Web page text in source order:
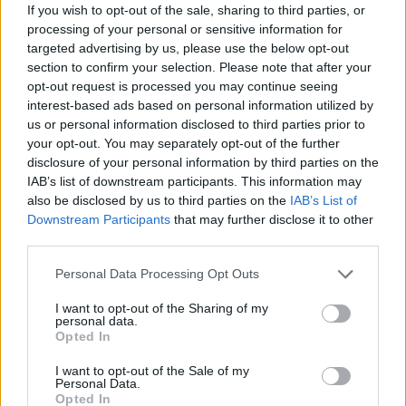
If you wish to opt-out of the sale, sharing to third parties, or
processing of your personal or sensitive information for
targeted advertising by us, please use the below opt-out
section to confirm your selection. Please note that after your
opt-out request is processed you may continue seeing
interest-based ads based on personal information utilized by
us or personal information disclosed to third parties prior to
your opt-out. You may separately opt-out of the further
disclosure of your personal information by third parties on the
IAB’s list of downstream participants. This information may
also be disclosed by us to third parties on the IAB’s List of
Downstream Participants that may further disclose it to other
Please note that this website/app uses one or more Google
not limited to your visit or usage behaviour. You may click to
grant or deny consent to Google and its third-party tags to
use your data for below specified purposes in below Google
consent section.
Personal Data Processing Opt Outs
I want to opt-out of the Sharing of my
personal data.
Opted In
I want to opt-out of the Sale of my
Personal Data.
Opted In
metszetet készített, amely aztán meg is jelent aDe Hortis Germaniae
c. munkájában.
Tudjuk, hogy a 16. században Buda és Konstantinápoly között igen
élénk kereskedelmi és diplomáciai kapcsolat volt, a rendkívüli követek
ekkoriban a feljegyzések szerint túlnyomórészt magyarok voltak, és
nagyon valószínű, hogy hoztak magukkal különleges virághagymákat;
sok törökországi virág nálunk terjedt el először, és magyar
közvetítéssel került Nyugat-Európába.
Érdemes kiemelni Batthyány Boldizsárt, aki ugyan mint hadvezér is
igen jelentős volt, de a kertészet iránt is élénken érdeklődött, ahazai és
a külföldi írók mecénása volt, és levelezett a kor szinte összes
tudósával. Carolus Clusius többször is vendégeskedett Batthyány
és magokat szerzett neki. Tudnunk kell azonban, hogy Clusius több
helyre isküldött tulipánokat, de arról semmilyen feljegyzés sem
következtethetünk, hogy Batthyány Boldizsár ezt a növényt már jól
ismerte. Sőt a leveleiből láthatjuk, hogy nem ő kért tulipánt másoktól,